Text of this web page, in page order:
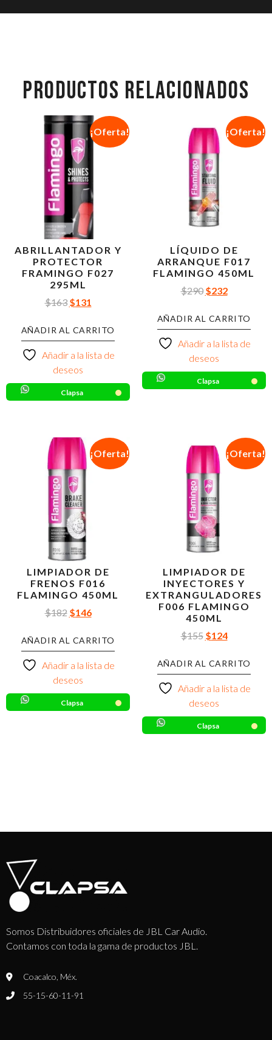
PRODUCTOS RELACIONADOS
¡Oferta!
ABRILLANTADOR Y
PROTECTOR
FRAMINGO F027
295ML
$163 $131
AÑADIR AL CARRITO
Añadir a la lista de
deseos
Clapsa
¡Oferta!
LÍQUIDO DE
ARRANQUE F017
FLAMINGO 450ML
$290 $232
AÑADIR AL CARRITO
Añadir a la lista de
deseos
Clapsa
¡Oferta!
LIMPIADOR DE
FRENOS F016
FLAMINGO 450ML
$182 $146
AÑADIR AL CARRITO
Añadir a la lista de
deseos
Clapsa
¡Oferta!
LIMPIADOR DE
INYECTORES Y
EXTRANGULADORES
F006 FLAMINGO
450ML
$155 $124
AÑADIR AL CARRITO
Añadir a la lista de
deseos
Clapsa
Somos Distribuidores oficiales de JBL Car Audio.
Contamos con toda la gama de productos JBL.
Coacalco, Méx.
55-15-60-11-91